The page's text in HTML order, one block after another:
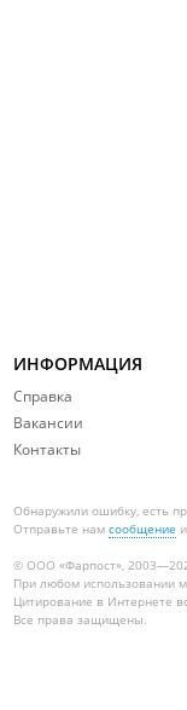
ИНФОРМАЦИЯ
Справка
Вакансии
Контакты
Обнаружили ошибку, есть
Отправьте нам сообщение
© ООО «Фарпост»,
При любом использовании
Цитирование в Интернете
Все права защищены.